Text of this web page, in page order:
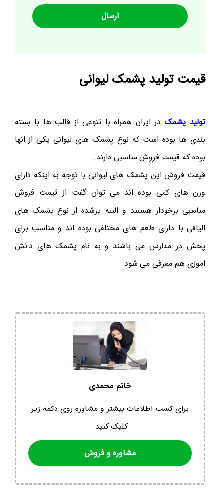
قیمت تولید پشمک لیوانی
تولید پشمکدر ایران همراه با تنوعی از قالب ها با بسته
بندی ها بوده است که نوع پشمک های لیوانی یکی از انها
بوده که قیمت فروش مناسبی دارند.
قیمت فروش این پشمک های لیوانی با توجه به اینکه دارای
وزن های کمی بوده اند می توان گفت از قیمت فروش
مناسبی برخودار هستند و البته پرشده از نوع پشمک های
الیافی با دارای طعم های مختلفی بوده اند و مناسب برای
پخش در مدارس می باشند و به نام پشمک های دانش
اموزی هم معرفی می شود.
خانم محمدی
برای کسب اطلاعات بیشتر و مشاوره روی دکمه زیر
کلیک کنید.
مشاوره و فروش